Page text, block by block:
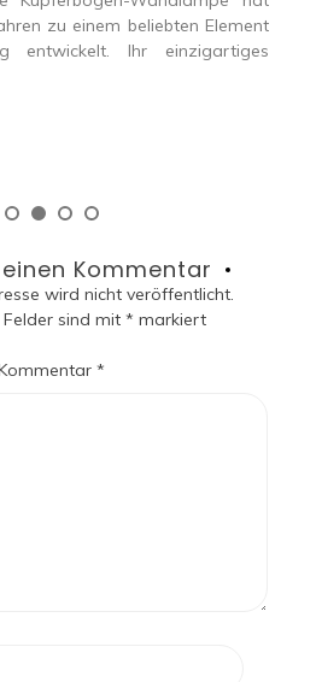
Element
einzigartiges
Die Beleuchtung
Innenarchitektur
Funktion der
Kommentar
wird nicht veröffentlicht.
sind mit * markiert
*